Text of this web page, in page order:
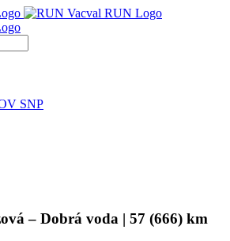
SNP
– Dobrá voda | 57 (666) km